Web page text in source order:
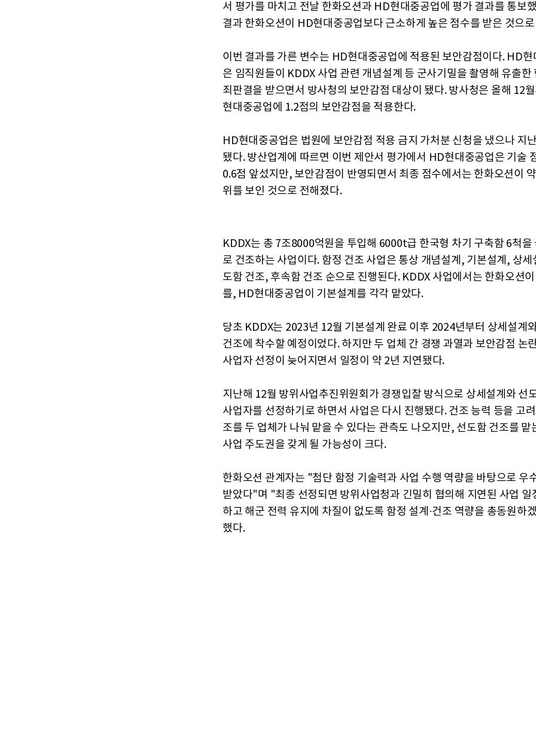
서 평가를 마치고 전날 한화오션과 HD현대중공업에 평가 결과를 통보
결과 한화오션이 HD현대중공업보다 근소하게 높은 점수를 받은 것으
이번 결과를 가른 변수는 HD현대중공업에 적용된 보안감점이다. HD현
은 임직원들이 KDDX 사업 관련 개념설계 등 군사기밀을 촬영해 유출한
죄판결을 받으면서 방사청의 보안감점 대상이 됐다. 방사청은 올해 12
현대중공업에 1.2점의 보안감점을 적용한다.
HD현대중공업은 법원에 보안감점 적용 금지 가처분 신청을 냈으나 지
됐다. 방산업계에 따르면 이번 제안서 평가에서 HD현대중공업은 기술
0.6점 앞섰지만, 보안감점이 반영되면서 최종 점수에서는 한화오션이
위를 보인 것으로 전해졌다.
KDDX는 총 7조8000억원을 투입해 6000t급 한국형 차기 구축함 6척을
로 건조하는 사업이다. 함정 건조 사업은 통상 개념설계, 기본설계, 상세
도함 건조, 후속함 건조 순으로 진행된다. KDDX 사업에서는 한화오션이
를, HD현대중공업이 기본설계를 각각 맡았다.
당초 KDDX는 2023년 12월 기본설계 완료 이후 2024년부터 상세설계
건조에 착수할 예정이었다. 하지만 두 업체 간 경쟁 과열과 보안감점 논
사업자 선정이 늦어지면서 일정이 약 2년 지연됐다.
지난해 12월 방위사업추진위원회가 경쟁입찰 방식으로 상세설계와 선
사업자를 선정하기로 하면서 사업은 다시 진행됐다. 건조 능력 등을 고
조를 두 업체가 나눠 맡을 수 있다는 관측도 나오지만, 선도함 건조를 맡
사업 주도권을 갖게 될 가능성이 크다.
한화오션 관계자는 "첨단 함정 기술력과 사업 수행 역량을 바탕으로 우
받았다"며 "최종 선정되면 방위사업청과 긴밀히 협의해 지연된 사업 일
하고 해군 전력 유지에 차질이 없도록 함정 설계·건조 역량을 총동원하
했다.